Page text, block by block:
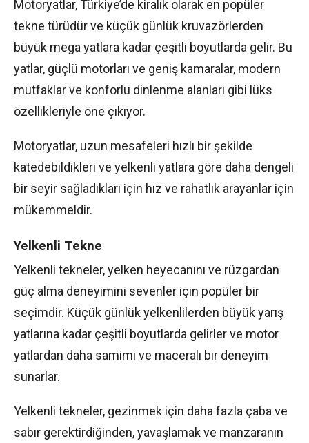
Motoryatlar, Türkiye’de kiralık olarak en popüler
tekne türüdür ve küçük günlük kruvazörlerden
büyük mega yatlara kadar çeşitli boyutlarda gelir. Bu
yatlar, güçlü motorları ve geniş kamaralar, modern
mutfaklar ve konforlu dinlenme alanları gibi lüks
özellikleriyle öne çıkıyor.
Motoryatlar, uzun mesafeleri hızlı bir şekilde
katedebildikleri ve yelkenli yatlara göre daha dengeli
bir seyir sağladıkları için hız ve rahatlık arayanlar için
mükemmeldir.
Yelkenli Tekne
Yelkenli tekneler, yelken heyecanını ve rüzgardan
güç alma deneyimini sevenler için popüler bir
seçimdir. Küçük günlük yelkenlilerden büyük yarış
yatlarına kadar çeşitli boyutlarda gelirler ve motor
yatlardan daha samimi ve maceralı bir deneyim
sunarlar.
Yelkenli tekneler, gezinmek için daha fazla çaba ve
sabır gerektirdiğinden, yavaşlamak ve manzaranın